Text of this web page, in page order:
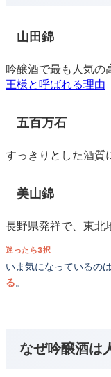
山田錦
吟醸酒で最も人気
王様と呼ばれる理由
五百万石
すっきりとした酒質
美山錦
長野県発祥で、東北
迷ったら3択
いま気になっているの
る。
なぜ吟醸酒は